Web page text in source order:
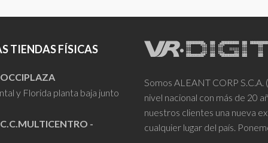
opciones
se
pueden
en
Las
opciones
pueden
elegir
TIENDAS FÍSICAS
y Florida planta baja junto
-
Somos ALEANT CORP
nivel nacional con más de 20
nuestros clientes una nueva
cualquier lugar del país.